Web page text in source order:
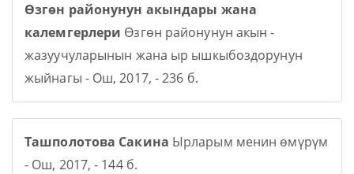
Өзгөн районунун акындары жана
калемгерлери Өзгөн районунун акын -
жазуучуларынын жана ыр ышкыбоздорунун
жыйнагы - Ош, 2017, - 236 б.
Ташполотова Сакина Ырларым менин өмүрүм
- Ош, 2017, - 144 б.